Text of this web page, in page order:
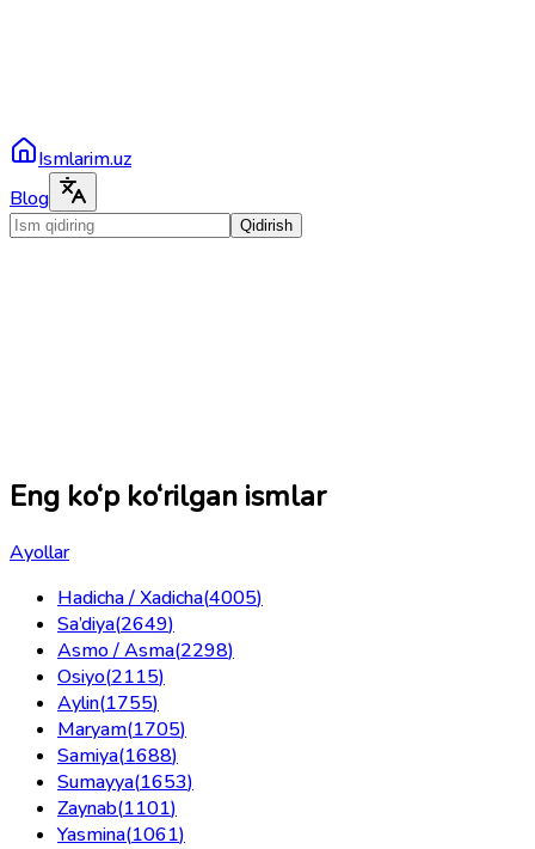
Ismlarim.uz
Blog
Qidirish
Eng ko‘p ko‘rilgan ismlar
Ayollar
Hadicha / Xadicha(4005)
Sa’diya(2649)
Asmo / Asma(2298)
Osiyo(2115)
Aylin(1755)
Maryam(1705)
Samiya(1688)
Sumayya(1653)
Zaynab(1101)
Yasmina(1061)